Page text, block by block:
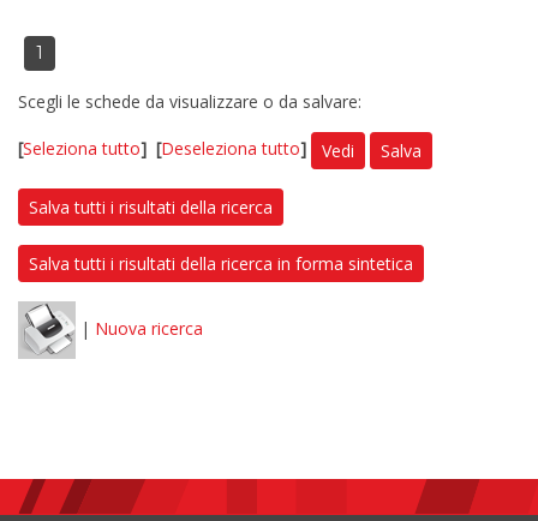
1
Scegli le schede da visualizzare o da salvare:
[Seleziona tutto] [Deseleziona tutto] Vedi Salva
Salva tutti i risultati della ricerca
Salva tutti i risultati della ricerca in forma sintetica
| Nuova ricerca